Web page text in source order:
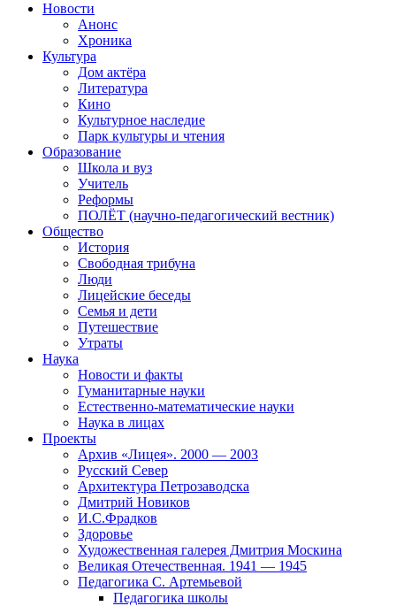
Новости
Анонс
Хроника
Культура
Дом актёра
Литература
Кино
Культурное наследие
Парк культуры и чтения
Образование
Школа и вуз
Учитель
Реформы
ПОЛЁТ (научно-педагогический вестник)
Общество
История
Свободная трибуна
Люди
Лицейские беседы
Семья и дети
Путешествие
Утраты
Наука
Новости и факты
Гуманитарные науки
Естественно-математические науки
Наука в лицах
Проекты
Архив «Лицея». 2000 — 2003
Русский Север
Архитектура Петрозаводска
Дмитрий Новиков
И.С.Фрадков
Здоровье
Художественная галерея Дмитрия Москина
Великая Отечественная. 1941 — 1945
Педагогика С. Артемьевой
Педагогика школы